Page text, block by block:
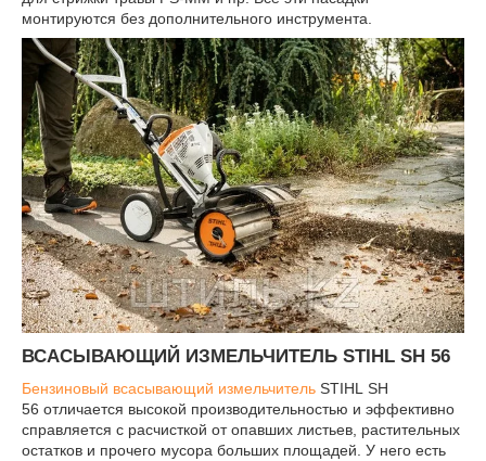
монтируются без дополнительного инструмента.
ВСАСЫВАЮЩИЙ ИЗМЕЛЬЧИТЕЛЬ STIHL SH 56
Бензиновый всасывающий измельчитель STIHL SH
56 отличается высокой производительностью и эффективно
справляется с расчисткой от опавших листьев, растительных
остатков и прочего мусора больших площадей. У него есть